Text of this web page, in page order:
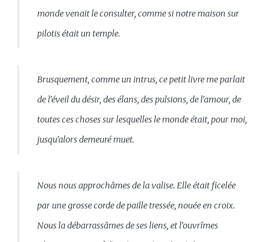
monde venait le consulter, comme si notre maison sur
pilotis était un temple.
Brusquement, comme un intrus, ce petit livre me parlait
de l'éveil du désir, des élans, des pulsions, de l'amour, de
toutes ces choses sur lesquelles le monde était, pour moi,
jusqu'alors demeuré muet.
Nous nous approchâmes de la valise. Elle était ficelée
par une grosse corde de paille tressée, nouée en croix.
Nous la débarrassâmes de ses liens, et l'ouvrîmes